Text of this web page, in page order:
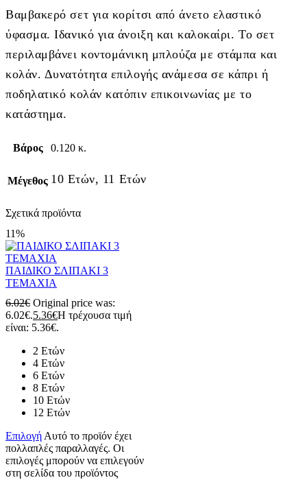
Βαμβακερό σετ για κορίτσι από άνετο ελαστικό
ύφασμα. Ιδανικό για άνοιξη και καλοκαίρι. Το σετ
περιλαμβάνει κοντομάνικη μπλούζα με στάμπα και
κολάν. Δυνατότητα επιλογής ανάμεσα σε κάπρι ή
ποδηλατικό κολάν κατόπιν επικοινωνίας με το
κατάστημα.
Βάρος 0.120 κ.
Μέγεθος 10 Ετών, 11 Ετών
Σχετικά προϊόντα
11%
ΠΑΙΔΙΚΟ ΣΛΙΠΑΚΙ 3
ΤΕΜΑΧΙΑ
6.02€ Original price was:
6.02€.5.36€Η τρέχουσα τιμή
είναι: 5.36€.
2 Ετών
4 Ετών
6 Ετών
8 Ετών
10 Ετών
12 Ετών
Επιλογή Αυτό το προϊόν έχει
πολλαπλές παραλλαγές. Οι
επιλογές μπορούν να επιλεγούν
στη σελίδα του προϊόντος